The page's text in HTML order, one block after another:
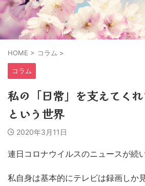
HOME > コラム >
コラム
私の「日常」を支えてくれ
という世界
2020年3月11日
連日コロナウイルスのニュースが続
私自身は基本的にテレビは録画しか